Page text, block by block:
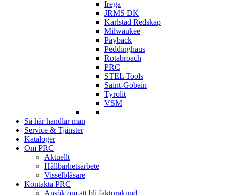
Irega
JRMS DK
Karlstad Redskap
Milwaukee
Payback
Peddinghaus
Rotabroach
PRC
STEL Tools
Saint-Gobain
Tyrolit
VSM
Så här handlar man
Service & Tjänster
Kataloger
Om PRC
Aktuellt
Hållbarhetsarbete
Visselblåsare
Kontakta PRC
Ansök om att bli fakturakund